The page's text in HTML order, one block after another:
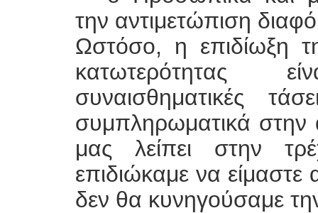
την αντιμετώπιση
Ωστόσο, η επιδίωξη
κατωτερότητας
συναισθηματικές
συμπληρωματικά στην
μας λείπει στην
επιδιώκαμε να
δεν θα κυνηγούσαμε